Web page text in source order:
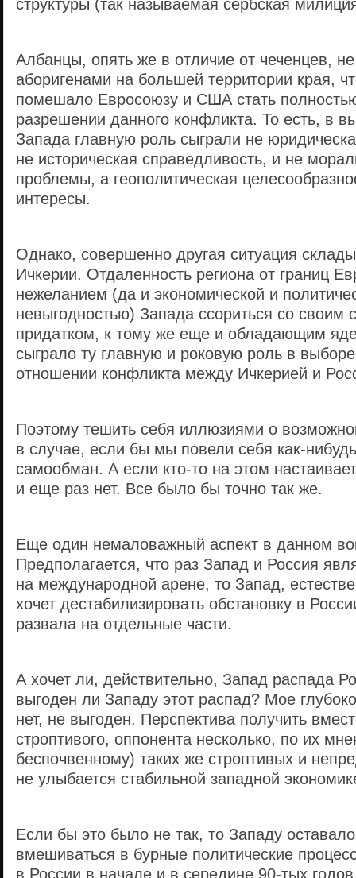
структуры (так называемая сербская
Албанцы, опять же в отличие от чеченцев,
аборигенами на большей территории края,
помешало Евросоюзу и США стать
разрешении данного конфликта. То есть, в
Запада главную роль сыграли не
не историческая справедливость, и не
проблемы, а геополитическая
интересы.
Однако, совершенно другая ситуация
Ичкерии. Отдаленность региона от границ
нежеланием (да и экономической и
невыгодностью) Запада ссориться со своим
придатком, к тому же еще и обладающим
сыграло ту главную и роковую роль в
отношении конфликта между Ичкерией и
Поэтому тешить себя иллюзиями о
в случае, если бы мы повели себя как-
самообман. А если кто-то на этом
и еще раз нет. Все было бы точно так же.
Еще один немаловажный аспект в данном
Предполагается, что раз Запад и Россия
на международной арене, то Запад,
хочет дестабилизировать обстановку в
развала на отдельные части.
А хочет ли, действительно, Запад распада
выгоден ли Западу этот распад? Мое
нет, не выгоден. Перспектива получить
строптивого, оппонента несколько, по их
беспочвенному) таких же строптивых и
не улыбается стабильной западной
Если бы это было не так, то Западу
вмешиваться в бурные политические
в России в начале и в середине 90-тых